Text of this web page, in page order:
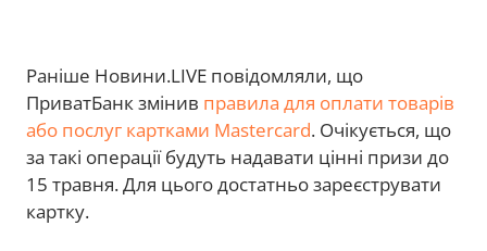
Раніше Новини.LIVE повідомляли, що
ПриватБанк змінив правила для оплати товарів
або послуг картками Mastercard. Очікується, що
за такі операції будуть надавати цінні призи до
15 травня. Для цього достатньо зареєструвати
картку.